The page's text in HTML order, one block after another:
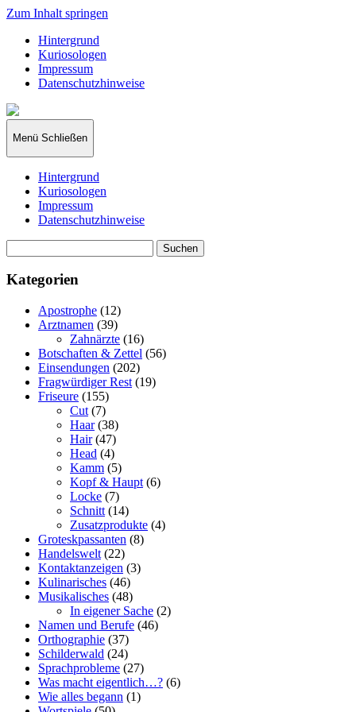
Zum Inhalt springen
Hintergrund
Kuriosologen
Impressum
Datenschutzhinweise
kuriosologie.de
Menü Schließen
Hintergrund
Kuriosologen
Impressum
Datenschutzhinweise
nach:
Kategorien
Apostrophe (12)
Arztnamen (39)
Zahnärzte (16)
Botschaften & Zettel (56)
Einsendungen (202)
Fragwürdiger Rest (19)
Friseure (155)
Cut (7)
Haar(38)
Hair(47)
Head (4)
Kamm (5)
Kopf & Haupt (6)
Locke (7)
Schnitt (14)
Zusatzprodukte (4)
Groteskpassanten (8)
Handelswelt (22)
Kontaktanzeigen (3)
Kulinarisches (46)
Musikalisches (48)
In eigener Sache (2)
Namen und Berufe (46)
Orthographie (37)
Schilderwald (24)
Sprachprobleme (27)
Was macht eigentlich…? (6)
Wie alles begann (1)